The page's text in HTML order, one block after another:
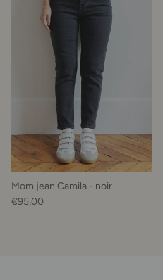
Mom jean Camila - noir
Prix habituel
€95,00